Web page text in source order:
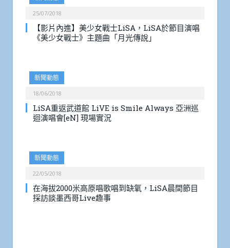
25/07/2018
【影片內進】美少女戰士LiSA，LiSA於節目演唱
《美少女戰士》主題曲「月光傳說」
新聞動態
18/06/2018
LiSA重返武道館 LiVE is Smile Always 亞洲巡
迴演唱會[eN] 現場實況
新聞動態
22/05/2018
在海拔2000米高原唱歌唱到缺氧，LiSA晨間節目
採訪談墨西哥Live趣事